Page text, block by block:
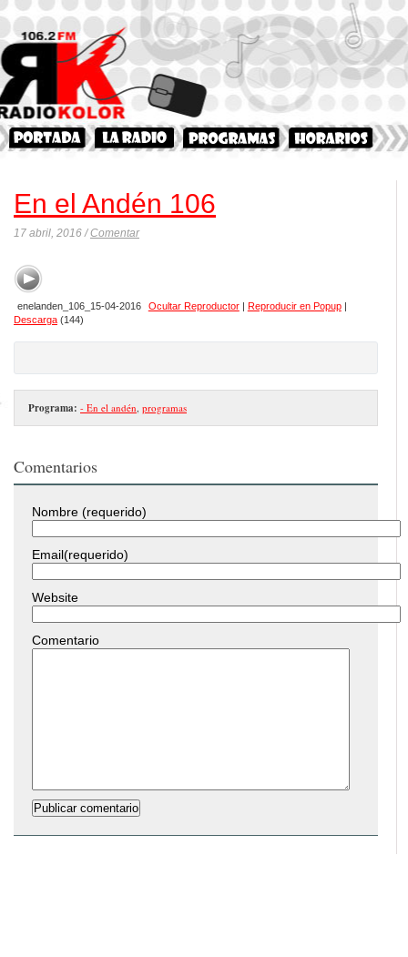
En el Andén 106
17 abril, 2016 /Comentar
enelanden_106_15-04-2016 Ocultar Reproductor| Reproducir en Popup|
Descarga (144)
Programa: - En el andén programas
Comentarios
Nombre (requerido)
Email(requerido)
Website
Comentario